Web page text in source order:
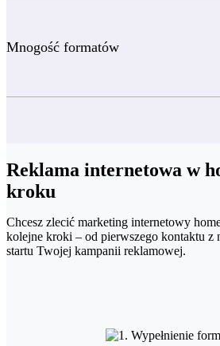
Mnogość formatów
Reklama internetowa w
kroku
Chcesz zlecić marketing internetowy
kolejne kroki – od pierwszego kontaktu z
startu Twojej kampanii reklamowej.